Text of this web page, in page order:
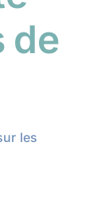
de
les